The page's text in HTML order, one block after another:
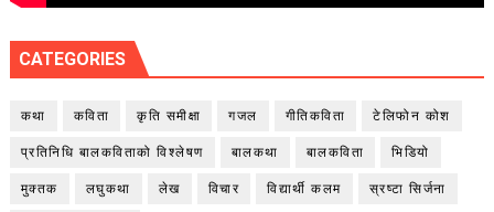
CATEGORIES
कथा कविता कृति समीक्षा गजल गीतिकविता टेलिफोन कोश
प्रतिनिधि बालकविताको विश्लेषण बालकथा बालकविता भिडियो
मुक्तक लघुकथा लेख विचार विद्यार्थी कलम स्रष्टा सिर्जना